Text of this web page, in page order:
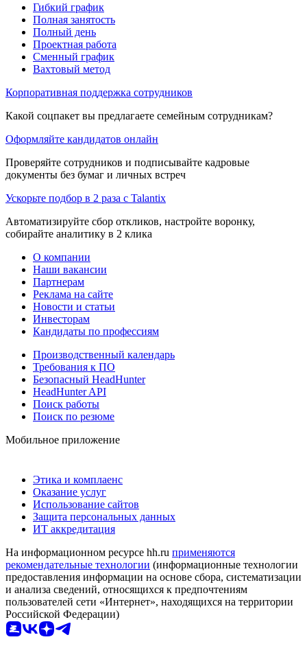
Гибкий график
Полная занятость
Полный день
Проектная работа
Сменный график
Вахтовый метод
Корпоративная поддержка сотрудников
Какой соцпакет вы предлагаете семейным сотрудникам?
Оформляйте кандидатов онлайн
Проверяйте сотрудников и подписывайте кадровые
документы без бумаг и личных встреч
Ускорьте подбор в 2 раза с Talantix
Автоматизируйте сбор откликов, настройте воронку,
собирайте аналитику в 2 клика
О компании
Наши вакансии
Партнерам
Реклама на сайте
Новости и статьи
Инвесторам
Кандидаты по профессиям
Производственный календарь
Требования к ПО
Безопасный HeadHunter
HeadHunter API
Поиск работы
Поиск по резюме
Мобильное приложение
Этика и комплаенс
Оказание услуг
Использование сайтов
Защита персональных данных
ИТ аккредитация
На информационном ресурсе hh.ru применяются
рекомендательные технологии (информационные технологии
предоставления информации на основе сбора, систематизации
и анализа сведений, относящихся к предпочтениям
пользователей сети «Интернет», находящихся на территории
Российской Федерации)